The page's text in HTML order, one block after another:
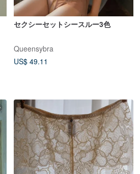
セクシーセットシースルー3色
Queensybra
US$ 49.11